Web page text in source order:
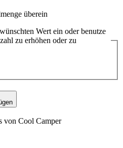
überein
Wert ein oder benutze
zu erhöhen oder zu
von Cool Camper